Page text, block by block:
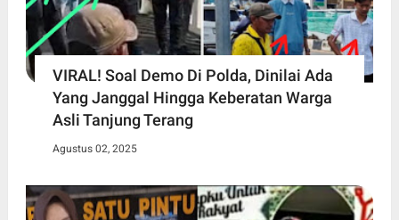
VIRAL! Soal Demo Di Polda, Dinilai Ada
Yang Janggal Hingga Keberatan Warga
Asli Tanjung Terang
Agustus 02, 2025